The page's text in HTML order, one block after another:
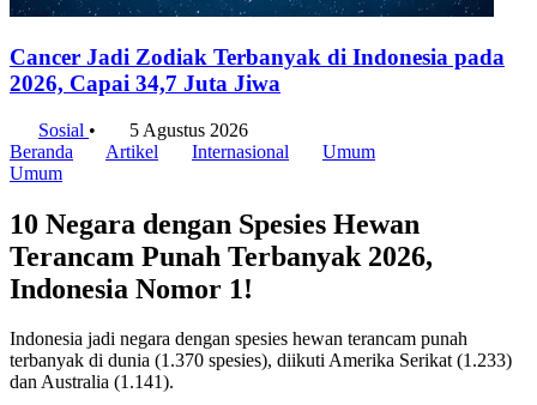
Cancer Jadi Zodiak Terbanyak di Indonesia pada
2026, Capai 34,7 Juta Jiwa
Sosial •
5 Agustus 2026
Beranda
Artikel Internasional
Umum
Umum
10 Negara dengan Spesies Hewan
Terancam Punah Terbanyak 2026,
Indonesia Nomor 1!
Indonesia jadi negara dengan spesies hewan terancam punah
terbanyak di dunia (1.370 spesies), diikuti Amerika Serikat (1.233)
dan Australia (1.141).